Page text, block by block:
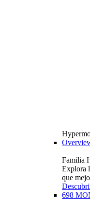
Familia
Explora
que
698